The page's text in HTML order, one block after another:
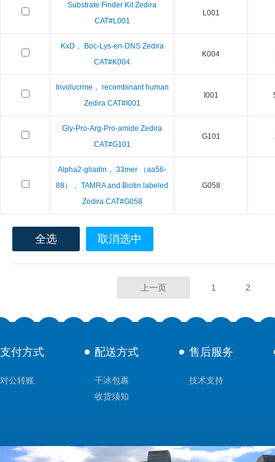
Substrate Finder Kit Zedira
CAT#L001
L001
KxD， Boc-Lys-en-DNS Zedira
CAT#K004
K004
Involucrme， recombinant human
Zedira CAT#I001
I001
Gly-Pro-Arg-Pro-amide Zedira
CAT#G101
G101
Alpha2-gliadin， 33mer （aa56-
88）， TAMRA and Biotin labeled
Zedira CAT#G058
G058
全选 取消选中
上一页 1 2
支付方式
对公转账
配送方式
干冰包裹
收货须知
售后服务
技术支持